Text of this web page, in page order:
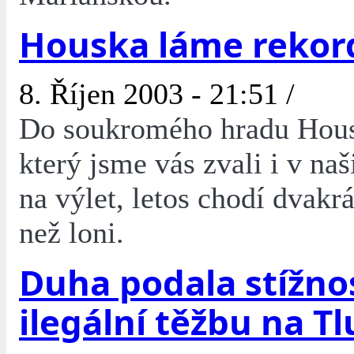
Houska láme
8. Říjen 2003 - 21:51 /
Do soukromého hradu
který jsme vás zvali i v
na výlet, letos chodí
než loni.
Duha podala
ilegální těžbu na